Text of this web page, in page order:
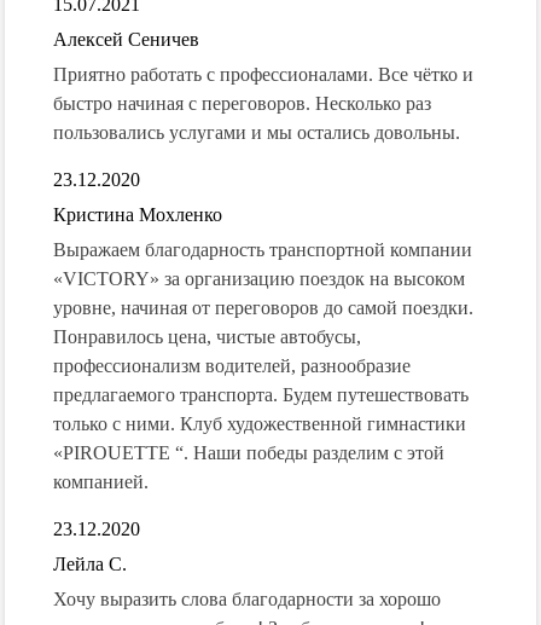
Алексей Сеничев
Приятно работать с профессионалами. Все чётко и
быстро начиная с переговоров. Несколько раз
пользовались услугами и мы остались довольны.
23.12.2020
Кристина Мохленко
Выражаем благодарность транспортной компании
«VICTORY» за организацию поездок на высоком
уровне, начиная от переговоров до самой поездки.
Понравилось цена, чистые автобусы,
профессионализм водителей, разнообразие
предлагаемого транспорта. Будем путешествовать
только с ними. Клуб художественной гимнастики
«PIROUETTE “. Наши победы разделим с этой
компанией.
23.12.2020
Лейла С.
Хочу выразить слова благодарности за хорошо